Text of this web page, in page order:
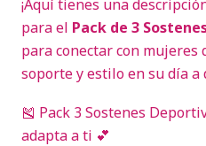
¡Aquí tienes una
para el Pack de 3
para conectar con mujeres
soporte y estilo en su día a
🎽 Pack 3 Sostenes
adapta a ti 💕